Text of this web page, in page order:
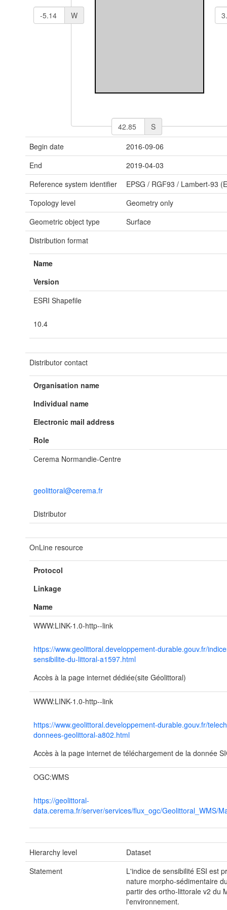
S
W
Begin date
2016-09-06
End
2019-04-03
Reference system identifier
EPSG/ RGF93 / Lambert-93
Topology level
Geometry only
Geometric object type
Surface
Distribution format
Name
Version
ESRI Shapefile
10.4
Distributor contact
Organisation name
Individual name
Electronic mail address
Role
Cerema Normandie-Centre
geolittoral@cerema.fr
Distributor
OnLine resource
Protocol
Linkage
Name
WWW:LINK-1.0-http--link
https://www.geolittoral.developpement-durable.gouv.fr/
sensibilite-du-littoral-a1597.html
Accès à la page internet dédiée(site Géolittoral)
WWW:LINK-1.0-http--link
https://www.geolittoral.developpement-durable.gouv.fr/
donnees-geolittoral-a802.html
Accès à la page internet de téléchargement de la donnée
OGC:WMS
https://geolittoral-
data.cerema.fr/server/services/flux_ogc/Geolittoral_WMS/
Hierarchy level
Dataset
Statement
L'indice de sensibilité ESI est
nature morpho-sédimentaire
partir des ortho-littorale v2 du
l'environnement.